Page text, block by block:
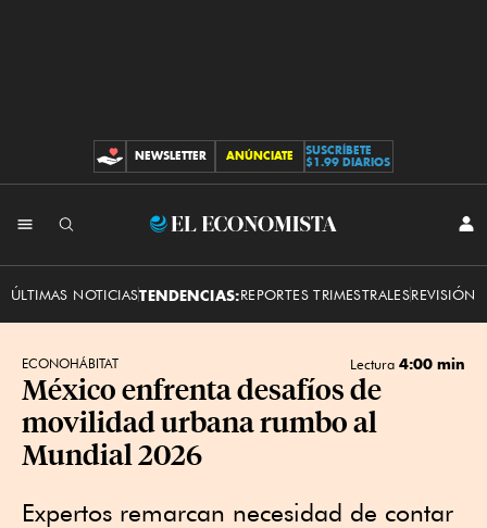
CONTRIBUCIONES
NEWSLETTER ANÚNCIATE
SUSCRÍBETE
$1.99 DIARIOS
El
ÚLTIMAS NOTICIASTENDENCIAS:REPORTES TRIMESTRALESREVISIÓN
ECONOHÁBITAT Lectura 4:00 min
México enfrenta desafíos de
movilidad urbana rumbo al
Mundial 2026
Expertos remarcan necesidad de contar